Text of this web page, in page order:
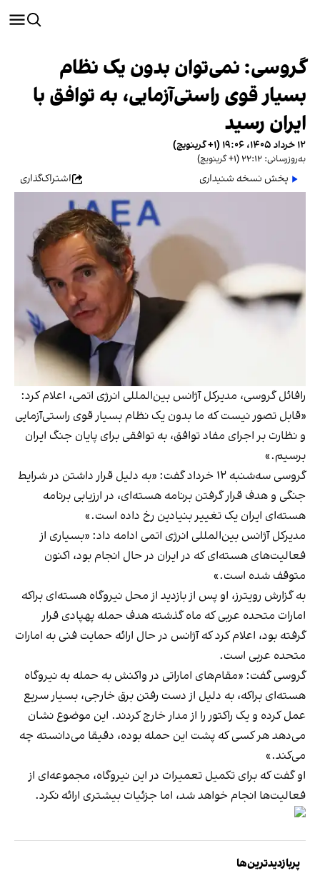
گروسی: نمی‌توان بدون یک نظام
بسیار قوی راستی‌آزمایی، به توافق با
ایران رسید
۱۲ خرداد ۱۴۰۵، ۱۹:۰۶ (‎+۱ گرینویچ)
به‌روزرسانی: ۲۲:۱۲ (‎+۱ گرینویچ)
پخش نسخه شنیداری اشتراک‌گذاری
رافائل گروسی، مدیرکل آژانس بین‌المللی انرژی اتمی، اعلام کرد:
«قابل تصور نیست که ما بدون یک نظام بسیار قوی راستی‌آزمایی
و نظارت بر اجرای مفاد توافق، به توافقی برای پایان جنگ ایران
برسیم.»
گروسی سه‌شنبه ۱۲ خرداد گفت: «به دلیل قرار داشتن در شرایط
جنگی و هدف قرار گرفتن برنامه هسته‌ای، در ارزیابی برنامه
هسته‌ای ایران یک تغییر بنیادین رخ داده است.»
مدیرکل آژانس بین‌المللی انرژی اتمی ادامه داد: «بسیاری از
فعالیت‌های هسته‌ای که در ایران در حال انجام بود، اکنون
متوقف شده است.»
به گزارش رویترز، او پس از بازدید از محل نیروگاه هسته‌ای براکه
امارات متحده عربی که ماه گذشته هدف حمله پهپادی قرار
گرفته بود، اعلام کرد که آژانس در حال ارائه حمایت فنی به امارات
متحده عربی است.
گروسی گفت: «مقام‌های اماراتی در واکنش به حمله به نیروگاه
هسته‌ای براکه، به دلیل از دست رفتن برق خارجی، بسیار سریع
عمل کرده و یک راکتور را از مدار خارج کردند. این موضوع نشان
می‌دهد هر کسی که پشت این حمله بوده، دقیقا می‌دانسته چه
می‌کند.»
او گفت که برای تکمیل تعمیرات در این نیروگاه، مجموعه‌ای از
فعالیت‌ها انجام خواهد شد، اما جزئیات بیشتری ارائه نکرد.
پربازدیدترین‌ها